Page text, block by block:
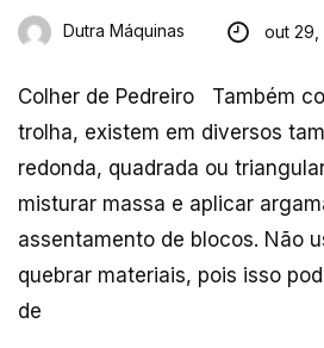
Dutra Máquinas out 29,
Colher de Pedreiro Também
trolha, existem em diversos
redonda, quadrada ou
misturar massa e aplicar
assentamento de blocos. Não
quebrar materiais, pois isso
de